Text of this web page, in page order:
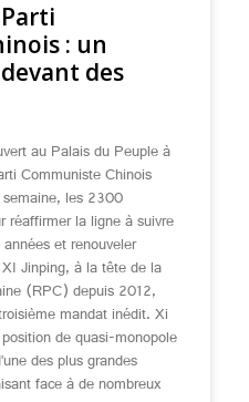
: un
des
au Palais du Peuple à
Communiste Chinois
les 2300
réaffirmer la ligne à suivre
et renouveler
Jinping, à la tête de la
(RPC) depuis 2012,
mandat inédit. Xi
de quasi-monopole
des plus grandes
face à de nombreux